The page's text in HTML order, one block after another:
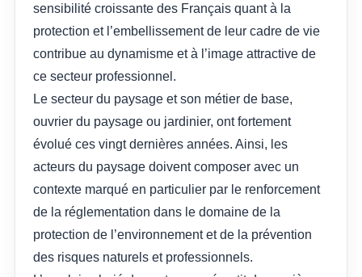
sensibilité croissante des Français quant à la
protection et l’embellissement de leur cadre de vie
contribue au dynamisme et à l’image attractive de
ce secteur professionnel.
Le secteur du paysage et son métier de base,
ouvrier du paysage ou jardinier, ont fortement
évolué ces vingt dernières années. Ainsi, les
acteurs du paysage doivent composer avec un
contexte marqué en particulier par le renforcement
de la réglementation dans le domaine de la
protection de l’environnement et de la prévention
des risques naturels et professionnels.